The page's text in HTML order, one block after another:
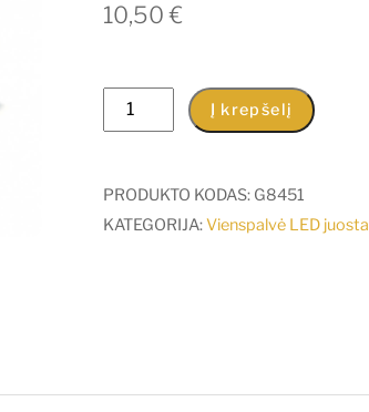
10,50€
produkto
kiekis:
LED
juosta
IP67
Į krepšelį
PRODUKTO KODAS: G8451
KATEGORIJA:Vienspalvė LED